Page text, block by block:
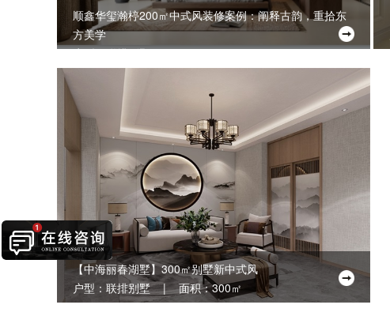
顺鑫华玺瀚楟200㎡中式风装修案例：阐释古韵，重拾东
方美学
户型：联排别墅 | 面积：200㎡
【中海丽春湖墅】300㎡别墅新中式风
户型：联排别墅 | 面积：300㎡